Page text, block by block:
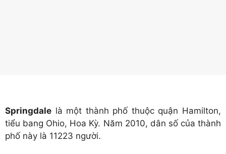
Springdale là một thành phố thuộc quận Hamilton,
tiểu bang Ohio, Hoa Kỳ. Năm 2010, dân số của thành
phố này là 11223 người.